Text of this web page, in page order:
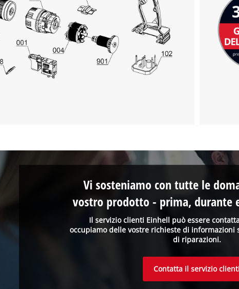
Abbiamo bisogno del vostro
Usercentrics
Il servizio clienti Einhell può essere
occupiamo delle vostre richieste di
di riparazioni.
Vi sosteniamo con tutte le
vostro prodotto - prima, durante
Contatta il servizio clienti